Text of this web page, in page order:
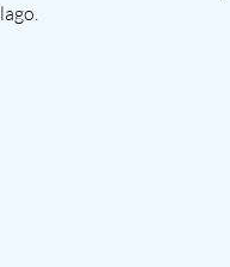
lago.